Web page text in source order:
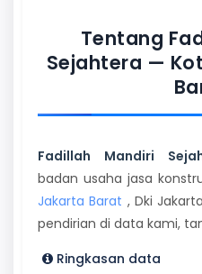
Tentang
Sejahtera —
Fadillah Mandiri
badan usaha jasa
Jakarta Barat , Dki
pendirian di data kami,
Ringkasan data